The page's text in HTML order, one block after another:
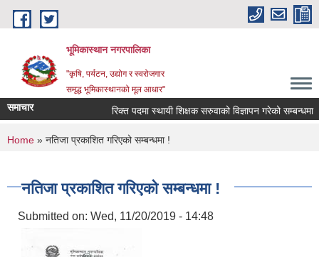
Skip to main content
भूमिकास्थान नगरपालिका
"कृषि, पर्यटन, उद्योग र स्वरोजगार
समृद्ध भूमिकास्थानको मूल आधार"
समाचार रिक्त पदमा स्थायी शिक्षक सरुवाको विज्ञापन गरेको सम्बन्धमा ।
You are here
Home » नतिजा प्रकाशित गरिएको सम्बन्धमा !
नतिजा प्रकाशित गरिएको सम्बन्धमा !
Submitted on: Wed, 11/20/2019 - 14:48